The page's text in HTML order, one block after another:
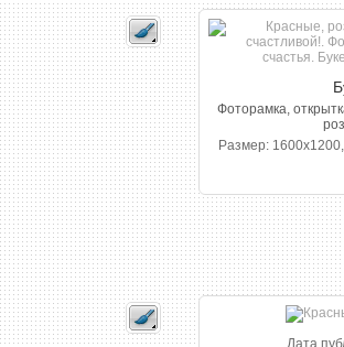
Фоторамка,
Размер:
Дата